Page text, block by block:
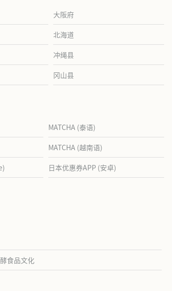
大阪府
北海道
冲绳县
冈山县
MATCHA (泰语)
MATCHA (越南语)
日本优惠券APP (安卓)
食品文化